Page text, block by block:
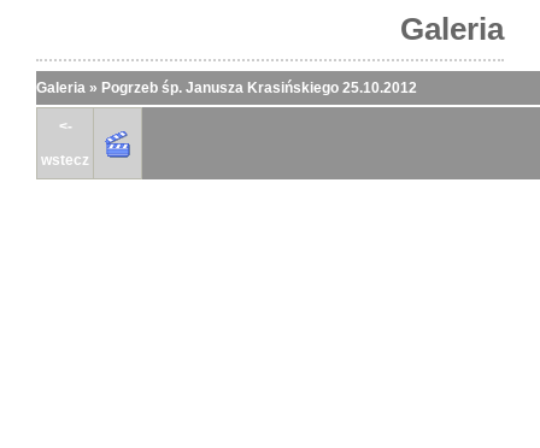
Galeria
Galeria » Pogrzeb śp. Janusza Krasińskiego 25.10.2012
<-
wstecz